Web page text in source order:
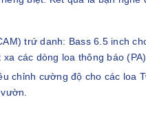
trứ danh: Bass 6.5 inch
các dòng loa thông báo
chỉnh cường độ cho các loa